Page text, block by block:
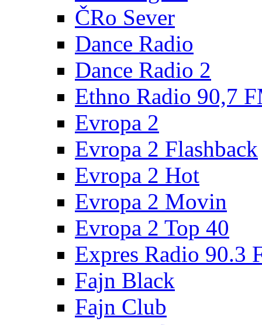
ČRo Sever
Dance Radio
Dance Radio 2
Ethno Radio 90,7
Evropa 2
Evropa 2 Flashback
Evropa 2 Hot
Evropa 2 Movin
Evropa 2 Top 40
Expres Radio 90.3
Fajn Black
Fajn Club